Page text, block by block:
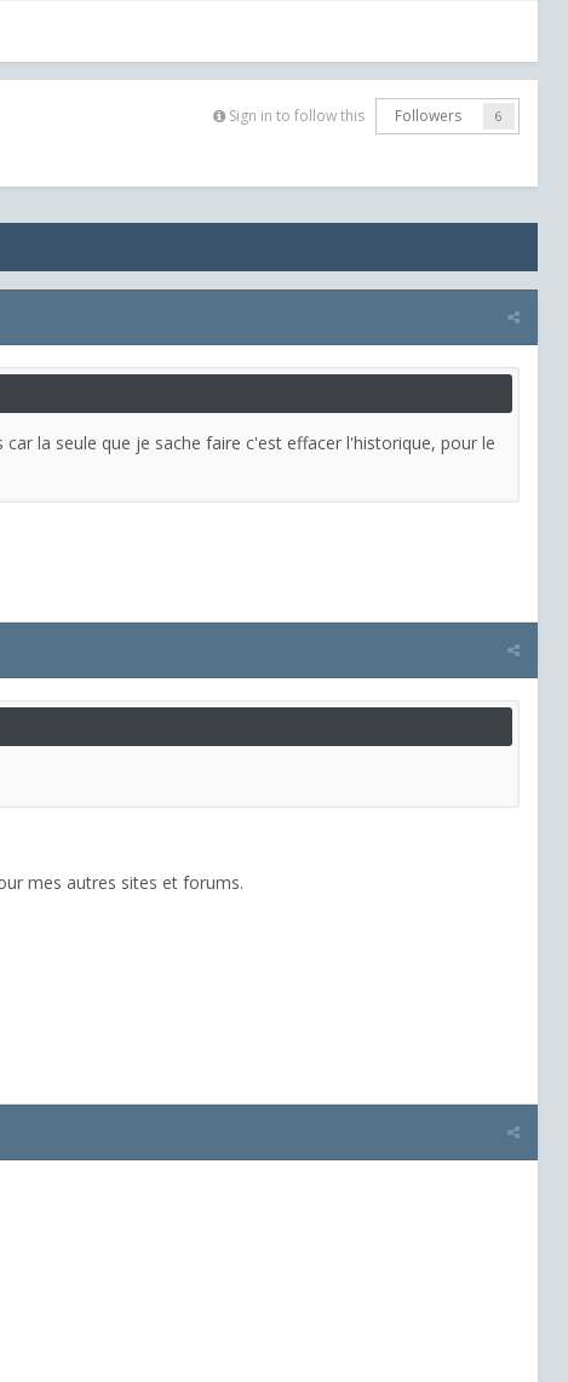
Sign in to follow this Followers 6
la seule que je sache faire c'est effacer l'historique, pour le
mes autres sites et forums.